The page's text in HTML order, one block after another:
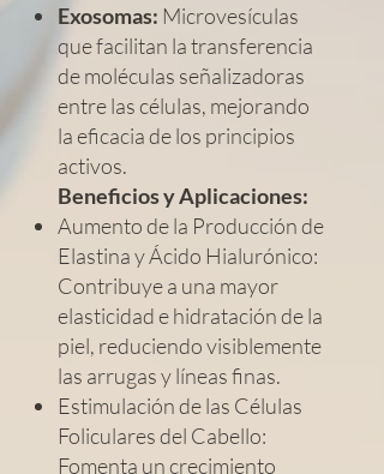
Exosomas: Microvesículas
que facilitan la transferencia
de moléculas señalizadoras
entre las células, mejorando
la eficacia de los principios
activos.
Beneficios y Aplicaciones:
Aumento de la Producción de
Elastina y Ácido Hialurónico:
Contribuye a una mayor
elasticidad e hidratación de la
piel, reduciendo visiblemente
las arrugas y líneas finas.
Estimulación de las Células
Foliculares del Cabello:
Fomenta un crecimiento